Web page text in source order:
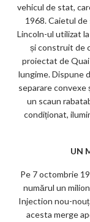
vehicul de stat,
1968. Caietul
Lincoln-ul utilizat
și construit de
proiectat de Quai
lungime. Dispune
separare convexe
un scaun
condiționat,
UN
Pe 7 octombrie
numărul un
Injection nou-
acesta merge